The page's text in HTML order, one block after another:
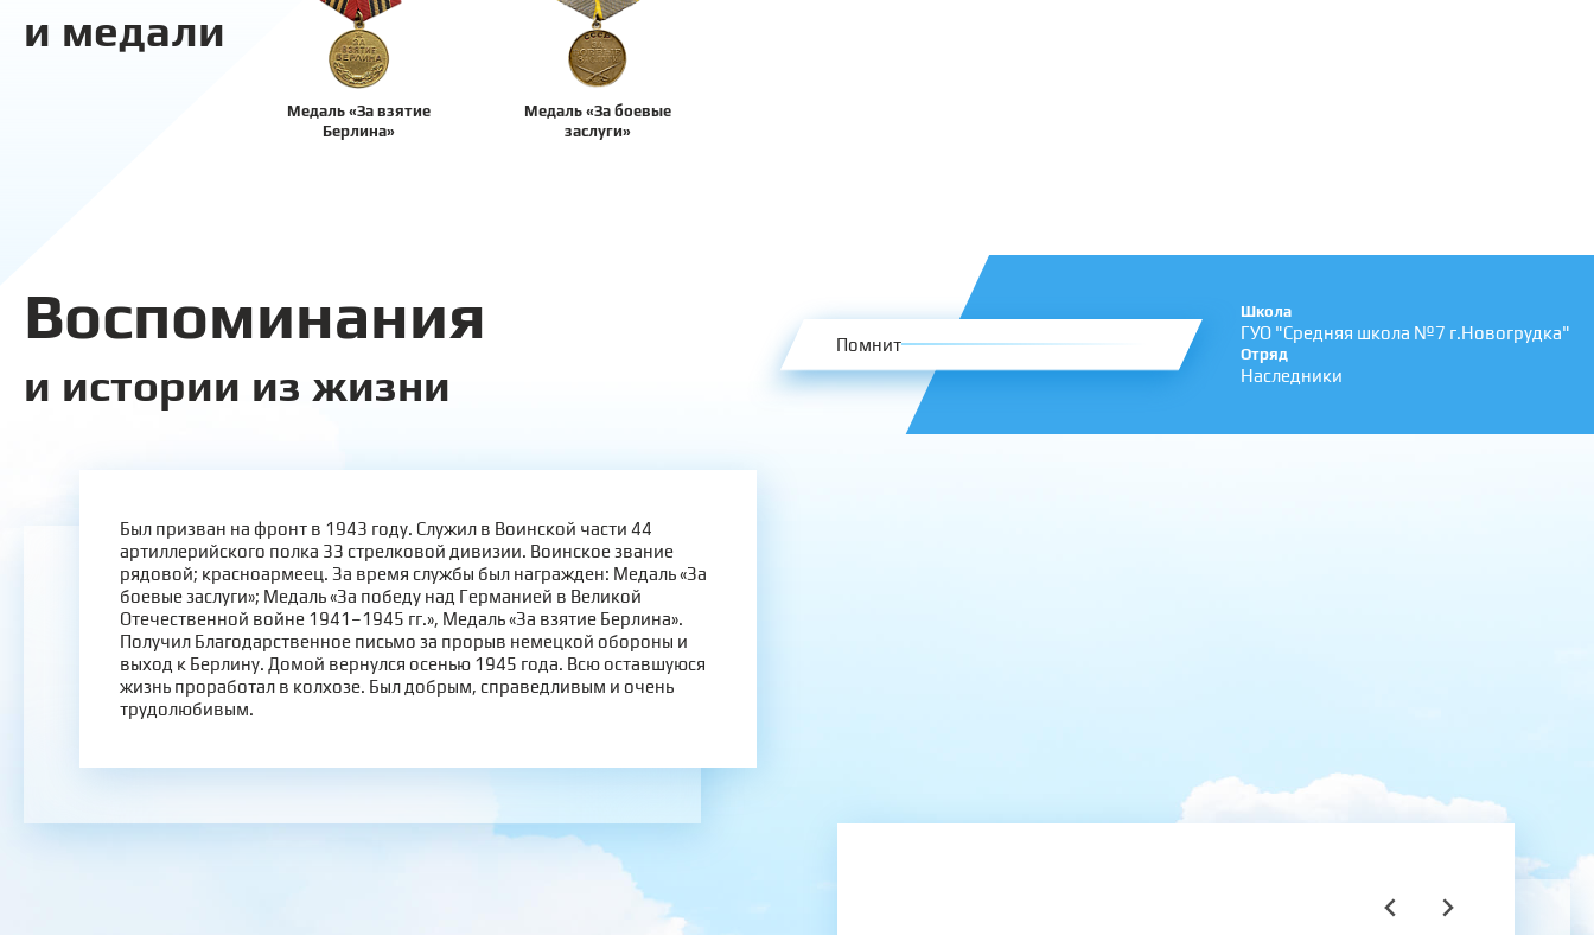
и медали
Медаль «За взятие
Берлина»
Медаль «За боевые
заслуги»
Воспоминания
и истории из жизни
Помнит
Школа
ГУО "Средняя школа №7 г.Новогрудка"
Отряд
Наследники
Был призван на фронт в 1943 году. Служил в Воинской части 44
артиллерийского полка 33 стрелковой дивизии. Воинское звание
рядовой; красноармеец. За время службы был награжден: Медаль «За
боевые заслуги»; Медаль «За победу над Германией в Великой
Отечественной войне 1941–1945 гг.», Медаль «За взятие Берлина».
Получил Благодарственное письмо за прорыв немецкой обороны и
выход к Берлину. Домой вернулся осенью 1945 года. Всю оставшуюся
жизнь проработал в колхозе. Был добрым, справедливым и очень
трудолюбивым.